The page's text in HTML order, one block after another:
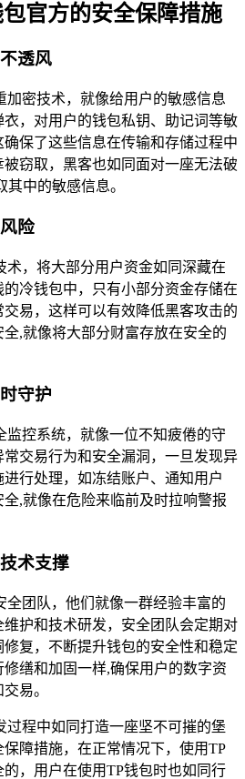
官方的安全保障措施
透风
加密技术，就像给用户的敏感信息
，对用户的钱包私钥、助记词等敏
保了这些信息在传输和存储过程中
窃取，黑客也如同面对一座无法破
中的敏感信息。
险
术，将大部分用户资金如同深藏在
冷钱包中，只有小部分资金存储在
易，这样可以有效降低黑客攻击的
,就像将大部分财富存放在安全的
守护
监控系统，就像一位不知疲倦的守
交易行为和安全漏洞，一旦发现异
行处理，如冻结账户、通知用户
,就像在危险来临前及时拉响警报
术支撑
全团队，他们就像一群经验丰富的
护和技术研发，安全团队会定期对
复，不断提升钱包的安全性和稳定
缮和加固一样,确保用户的数字资
易。
过程中如同打造一座坚不可摧的堡
障措施，在正常情况下，使用TP
，用户在使用TP钱包时也如同行